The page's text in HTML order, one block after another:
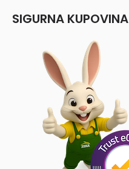
SIGURNA KUPOVINA